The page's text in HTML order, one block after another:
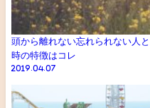
頭から離れない忘れられない人
時の特徴はコレ
2019.04.07